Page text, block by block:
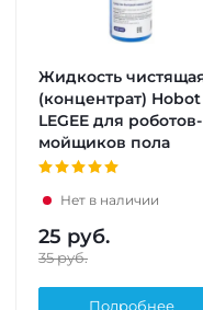
Жидкость
(концентрат) Hobot
LEGEE для роботов-
мойщиков пола
Нет в наличии
25 руб.
35руб.
Подробнее